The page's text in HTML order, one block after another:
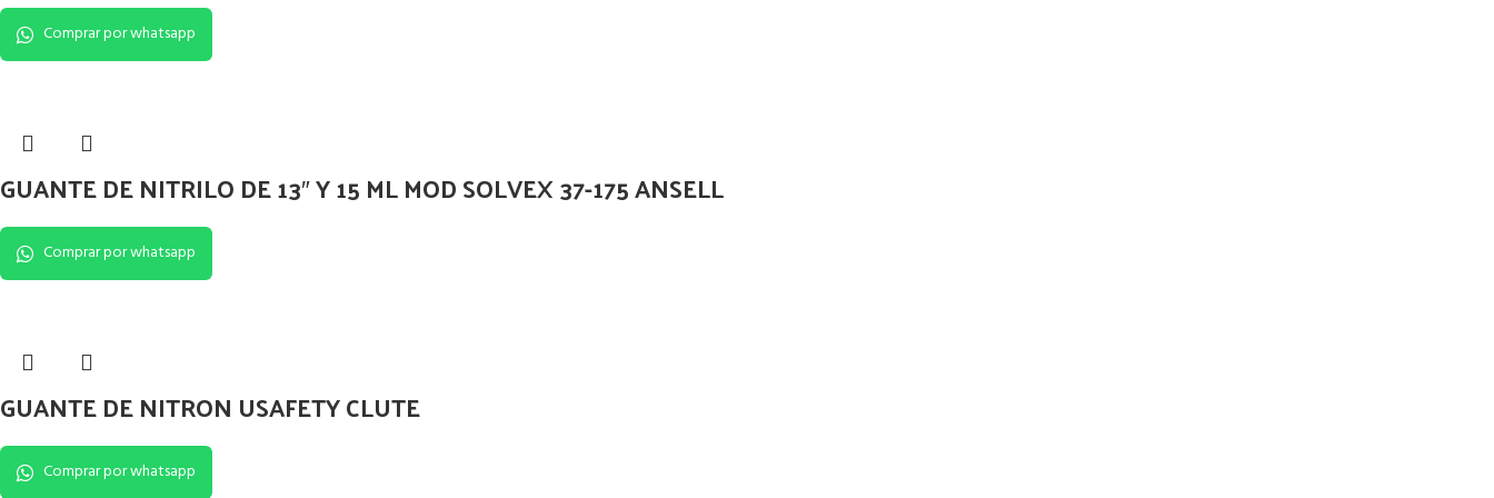
Comprar por whatsapp
GUANTE DE NITRILO DE 13″ Y 15 ML MOD SOLVEX 37-175 ANSELL
Comprar por whatsapp
GUANTE DE NITRON USAFETY CLUTE
Comprar por whatsapp